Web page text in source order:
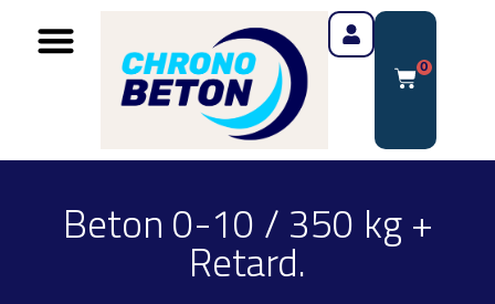
0
Beton 0-10 / 350 kg +
Retard.